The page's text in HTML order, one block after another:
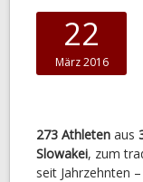
22
März 2016
273 Athleten aus
Slowakei, zum
seit Jahrzehnten